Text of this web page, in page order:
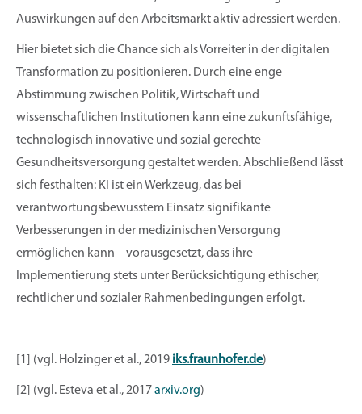
Auswirkungen auf den Arbeitsmarkt aktiv adressiert werden.
Hier bietet sich die Chance sich als Vorreiter in der digitalen
Transformation zu positionieren. Durch eine enge
Abstimmung zwischen Politik, Wirtschaft und
wissenschaftlichen Institutionen kann eine zukunftsfähige,
technologisch innovative und sozial gerechte
Gesundheitsversorgung gestaltet werden. Abschließend lässt
sich festhalten: KI ist ein Werkzeug, das bei
verantwortungsbewusstem Einsatz signifikante
Verbesserungen in der medizinischen Versorgung
ermöglichen kann – vorausgesetzt, dass ihre
Implementierung stets unter Berücksichtigung ethischer,
rechtlicher und sozialer Rahmenbedingungen erfolgt.
[1] (vgl. Holzinger et al., 2019 iks.fraunhofer.de)
[2] (vgl. Esteva et al., 2017arxiv.org)